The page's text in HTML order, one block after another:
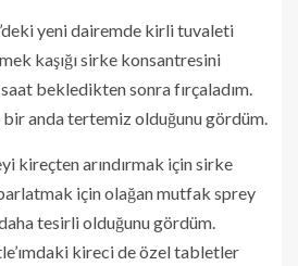
yeni dairemde kirli tuvaleti
kaşığı sirke konsantresini
bekledikten sonra fırçaladım.
anda tertemiz olduğunu gördüm.
kireçten arındırmak için sirke
için olağan mutfak sprey
tesirli olduğunu gördüm.
kireci de özel tabletler